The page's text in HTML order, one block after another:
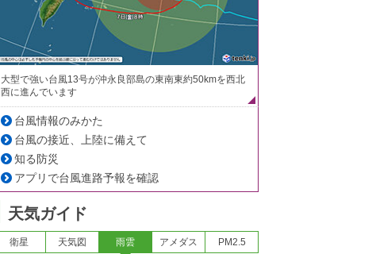
大型で強い台風13号が沖永良部島の東南東約50kmを西北
西に進んでいます
台風情報のみかた
台風の接近、上陸に備えて
知る防災
アプリで台風進路予報を確認
天気ガイド
衛星 天気図 雨雲 アメダス PM2.5